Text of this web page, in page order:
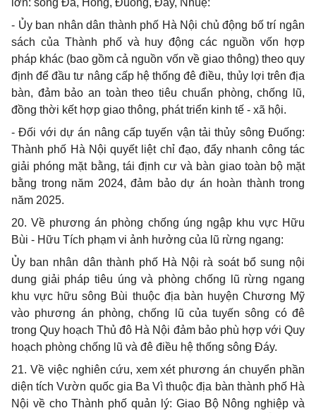
- Ủy ban nhân dân thành phố Hà Nội chủ động bố trí ngân
sách của Thành phố và huy động các nguồn vốn hợp
pháp khác (bao gồm cả nguồn vốn về giao thông) theo quy
định để đầu tư nâng cấp hệ thống đê điều, thủy lợi trên địa
bàn, đảm bảo an toàn theo tiêu chuẩn phòng, chống lũ,
đồng thời kết hợp giao thông, phát triển kinh tế - xã hội.
- Đối với dự án nâng cấp tuyến vận tải thủy sông Đuống:
Thành phố Hà Nội quyết liệt chỉ đạo, đẩy nhanh công tác
giải phóng mặt bằng, tái định cư và bàn giao toàn bộ mặt
bằng trong năm 2024, đảm bảo dự án hoàn thành trong
năm 2025.
20. Về phương án phòng chống úng ngập khu vực Hữu
Bùi - Hữu Tích phạm vi ảnh hưởng của lũ rừng ngang:
Ủy ban nhân dân thành phố Hà Nội rà soát bổ sung nội
dung giải pháp tiêu úng và phòng chống lũ rừng ngang
khu vực hữu sông Bùi thuộc địa bàn huyện Chương Mỹ
vào phương án phòng, chống lũ của tuyến sông có đê
trong Quy hoạch Thủ đô Hà Nội đảm bảo phù hợp với Quy
hoạch phòng chống lũ và đê điều hệ thống sông Đáy.
21. Về việc nghiên cứu, xem xét phương án chuyển phần
diện tích Vườn quốc gia Ba Vì thuộc địa bàn thành phố Hà
Nội về cho Thành phố quản lý: Giao Bộ Nông nghiệp và